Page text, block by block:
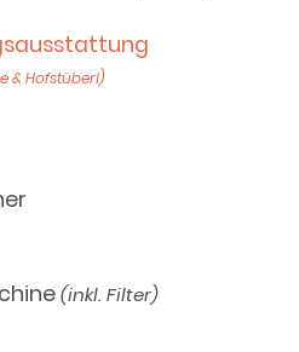
& Hofstüberl)
(inkl. Filter)